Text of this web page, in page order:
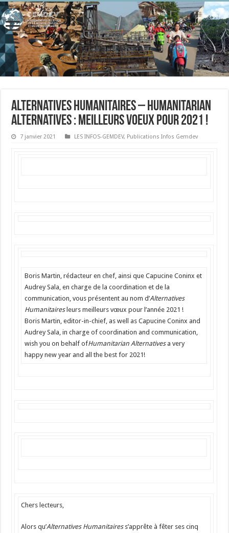
Alternatives Humanitaires – Humanitarian
Alternatives : Meilleurs voeux pour 2021 !
7 janvier 2021 LES INFOS-GEMDEV, Publications Infos Gemdev
Boris Martin, rédacteur en chef, ainsi que Capucine Coninx et
Audrey Sala, en charge de la coordination et de la
communication, vous présentent au nom d’Alternatives
Humanitairesleurs meilleurs vœux pour l’année 2021 !
Boris Martin, editor-in-chief, as well as Capucine Coninx and
Audrey Sala, in charge of coordination and communication,
wish you on behalf ofHumanitarian Alternativesa very
happy new year and all the best for 2021!
Chers lecteurs,
Alors qu’Alternatives Humanitairess’apprête à fêter ses cinq